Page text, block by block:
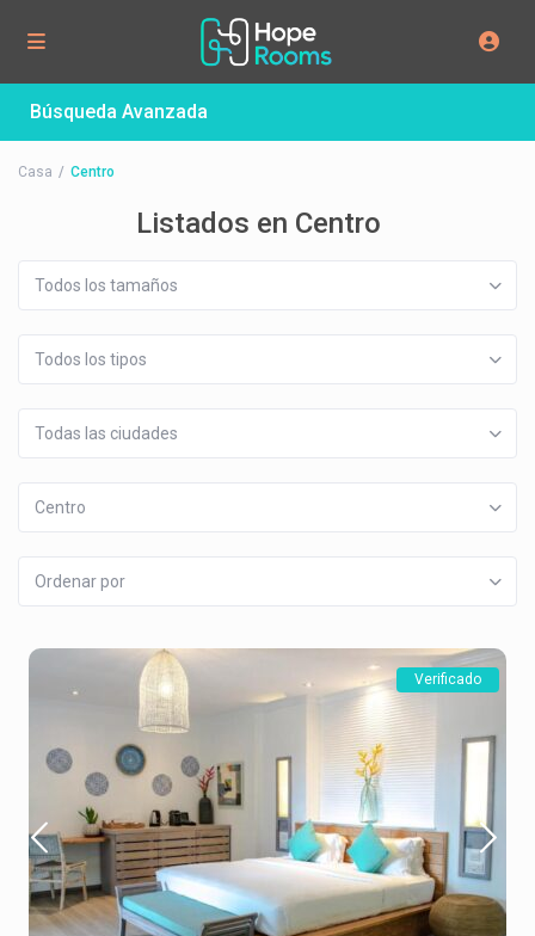
Búsqueda Avanzada
Casa Centro
Listados en Centro
Todos los tamaños
Todos los tipos
Todas las ciudades
Centro
Ordenar por
Verificado